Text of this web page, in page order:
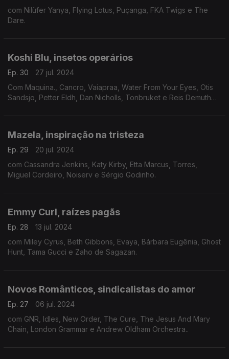
com Nilüfer Yanya, Flying Lotus, Puçanga, FKA Twigs e The
Dare.
Koshi Blu, insetos operários
Ep. 30
27 jul. 2024
Com Maquina., Cancro, Vaiapraa, Water From Your Eyes, Otis
Sandsjo, Petter Eldh, Dan Nicholls, Tonbruket e Reis Demuth
Mazela, inspiração na tristeza
Ep. 29
20 jul. 2024
com Cassandra Jenkins, Katy Kirby, Etta Marcus, Torres,
Miguel Cordeiro, Noiserv e Sérgio Godinho.
Emmy Curl, raízes pagãs
Ep. 28
13 jul. 2024
com Miley Cyrus, Beth Gibbons, Evaya, Bárbara Eugênia, Ghost
Hunt, Tama Gucci e Zaho de Sagazan.
Novos Românticos, sindicalistas do amor
Ep. 27
06 jul. 2024
com GNR, Idles, New Order, The Cure, The Jesus And Mary
Chain, London Grammar e Andrew Oldham Orchestra..